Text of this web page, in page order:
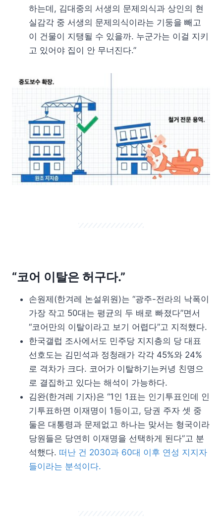
하는데, 김대중의 서생의 문제의식과 상인의 현
실감각 중 서생의 문제의식이라는 기둥을 빼고
이 건물이 지탱될 수 있을까. 누군가는 이걸 지키
고 있어야 집이 안 무너진다.”
“코어 이탈은 허구다.”
손원제(한겨레 논설위원)는 “광주-전라의 낙폭이
가장 작고 50대는 평균의 두 배로 빠졌다”면서
“코어만의 이탈이라고 보기 어렵다”고 지적했다.
한국갤럽 조사에서도 민주당 지지층의 당 대표
선호도는 김민석과 정청래가 각각 45%와 24%
로 격차가 크다. 코어가 이탈하기는커녕 친명으
로 결집하고 있다는 해석이 가능하다.
김완(한겨레 기자)은 “1인 1표는 인기투표인데 인
기투표하면 이재명이 1등이고, 당권 주자 셋 중
둘은 대통령과 문제없고 하나는 맞서는 형국이라
당원들은 당연히 이재명을 선택하게 된다”고 분
석했다. 떠난 건 2030과 60대 이후 연성 지지자
들이라는 분석이다.